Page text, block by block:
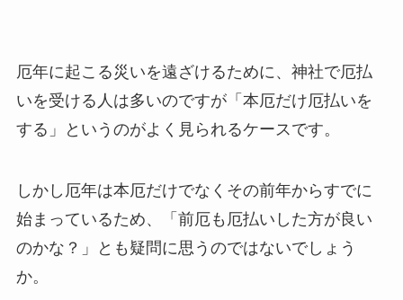
厄年に起こる災いを遠ざけるために、神社で厄払
いを受ける人は多いのですが「本厄だけ厄払いを
する」というのがよく見られるケースです。
しかし厄年は本厄だけでなくその前年からすでに
始まっているため、「前厄も厄払いした方が良い
のかな？」とも疑問に思うのではないでしょう
か。